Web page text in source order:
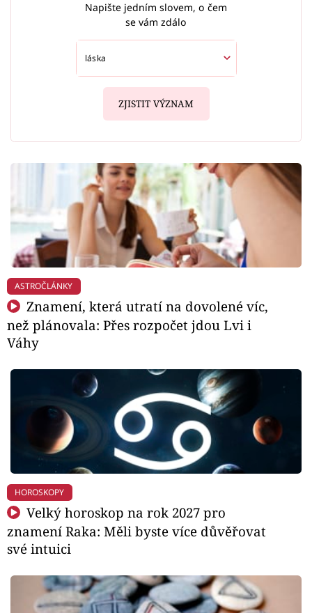
Napište jedním slovem, o čem
se vám zdálo
ZJISTIT VÝZNAM
ASTROČLÁNKY
Znamení, která utratí na dovolené víc,
než plánovala: Přes rozpočet jdou Lvi i
Váhy
HOROSKOPY
Velký horoskop na rok 2027 pro
znamení Raka: Měli byste více důvěřovat
své intuici